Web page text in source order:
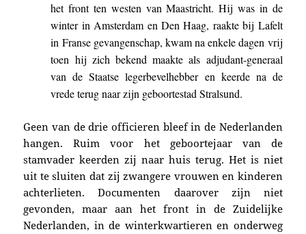
het front ten westen van Maastricht. Hij was in de
winter in Amsterdam en Den Haag, raakte bij Lafelt
in Franse gevangenschap, kwam na enkele dagen vrij
toen hij zich bekend maakte als adjudant-generaal
van de Staatse legerbevelhebber en keerde na de
vrede terug naar zijn geboortestad Stralsund.
Geen van de drie officieren bleef in de Nederlanden
hangen. Ruim voor het geboortejaar van de
stamvader keerden zij naar huis terug. Het is niet
uit te sluiten dat zij zwangere vrouwen en kinderen
achterlieten. Documenten daarover zijn niet
gevonden, maar aan het front in de Zuidelijke
Nederlanden, in de winterkwartieren en onderweg